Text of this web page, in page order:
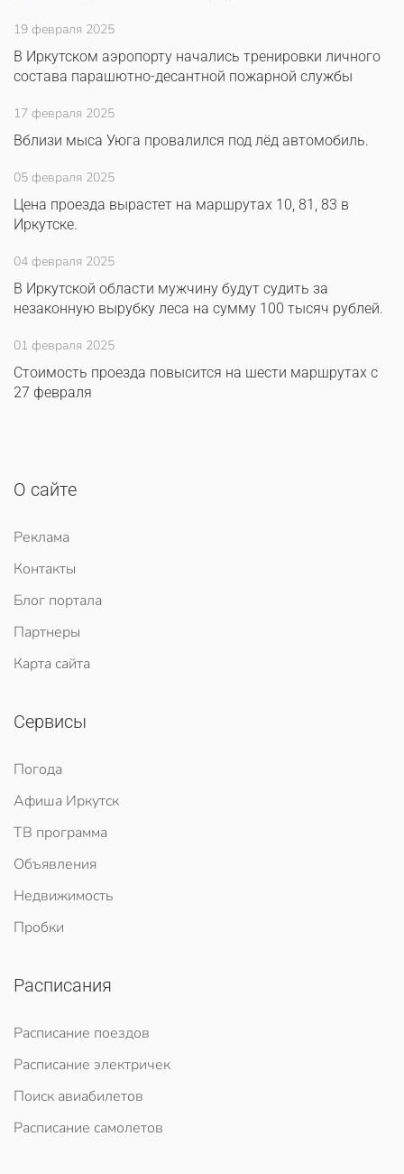
19 февраля 2025
В Иркутском аэропорту начались тренировки личного
состава парашютно-десантной пожарной службы
17 февраля 2025
Вблизи мыса Уюга провалился под лёд автомобиль.
05 февраля 2025
Цена проезда вырастет на маршрутах 10, 81, 83 в
Иркутске.
04 февраля 2025
В Иркутской области мужчину будут судить за
незаконную вырубку леса на сумму 100 тысяч рублей.
01 февраля 2025
Стоимость проезда повысится на шести маршрутах с
27 февраля
О сайте
Реклама
Контакты
Блог портала
Партнеры
Карта сайта
Сервисы
Погода
Афиша Иркутск
ТВ программа
Объявления
Недвижимость
Пробки
Расписания
Расписание поездов
Расписание электричек
Поиск авиабилетов
Расписание самолетов